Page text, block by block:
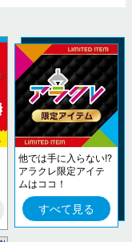
他では手に入らない!?
アラクレ限定アイテ
ムはココ！
すべて見る